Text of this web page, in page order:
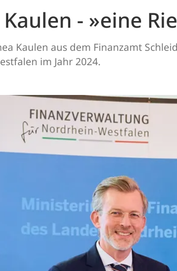
- »eine
Kaulen aus dem Finanzamt
im Jahr 2024.